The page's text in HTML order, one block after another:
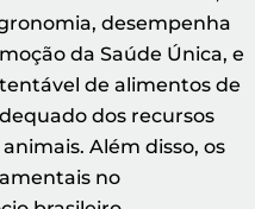
desempenha
da Saúde Única, e
de alimentos de
dos recursos
Além disso, os
no